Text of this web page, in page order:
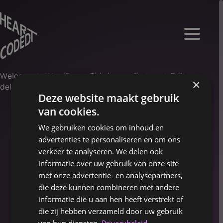
SERVICES
SERVICES
PROJECTEN
PROJECTEN
WERKWIJZE
Welcome to WordPress. This is your first post. Edit or
delete it, then start writing!
×
Deze website maakt gebruik
van cookies.
We gebruiken cookies om inhoud en
advertenties te personaliseren en om ons
verkeer te analyseren. We delen ook
informatie over uw gebruik van onze site
met onze advertentie- en analysepartners,
die deze kunnen combineren met andere
informatie die u aan hen heeft verstrekt of
die zij hebben verzameld door uw gebruik